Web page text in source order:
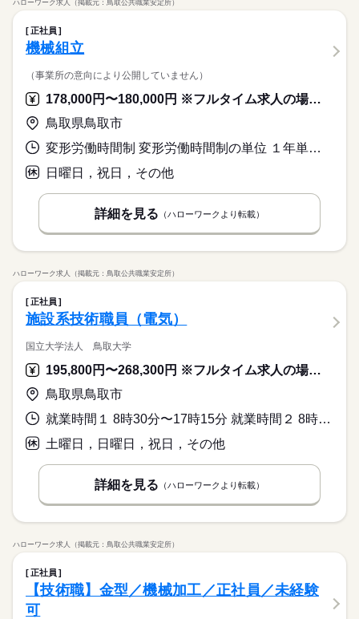
ハローワーク求人（掲載元：鳥取公共職業安定所）
正社員
機械組立
（事業所の意向により公開していません）
178,000円〜180,000円 ※フルタイム求人の場合は月額（換算額）、パート求人の場合は時間額を表示しています。
鳥取県鳥取市
変形労働時間制 変形労働時間制の単位 １年単位 就業時間１ 8時20分〜17時10分
日曜日，祝日，その他
詳細を見る （ハローワークより転載）
ハローワーク求人（掲載元：鳥取公共職業安定所）
正社員
施設系技術職員（電気）
国立大学法人 鳥取大学
195,800円〜268,300円 ※フルタイム求人の場合は月額（換算額）、パート求人の場合は時間額を表示しています。
鳥取県鳥取市
就業時間１ 8時30分〜17時15分 就業時間２ 8時30分〜17時00分 就業時間に関する特記事項 ２は米子市勤務の場合（休憩４５分）
土曜日，日曜日，祝日，その他
詳細を見る （ハローワークより転載）
ハローワーク求人（掲載元：鳥取公共職業安定所）
正社員
【技術職】金型／機械加工／正社員／未経験
可